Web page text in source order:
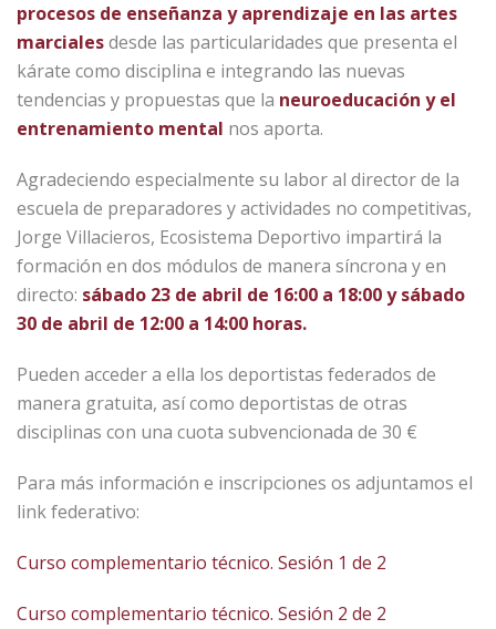
procesos de enseñanza y aprendizaje en las artes
marcialesdesde las particularidades que presenta el
kárate como disciplina e integrando las nuevas
tendencias y propuestas que la neuroeducación y el
entrenamiento mental nos aporta.
Agradeciendo especialmente su labor al director de la
escuela de preparadores y actividades no competitivas,
Jorge Villacieros, Ecosistema Deportivo impartirá la
formación en dos módulos de manera síncrona y en
directo: sábado 23 de abril de 16:00 a 18:00 y sábado
30 de abril de 12:00 a 14:00 horas.
Pueden acceder a ella los deportistas federados de
manera gratuita, así como deportistas de otras
disciplinas con una cuota subvencionada de 30 €
Para más información e inscripciones os adjuntamos el
link federativo:
Curso complementario técnico. Sesión 1 de 2
Curso complementario técnico. Sesión 2 de 2